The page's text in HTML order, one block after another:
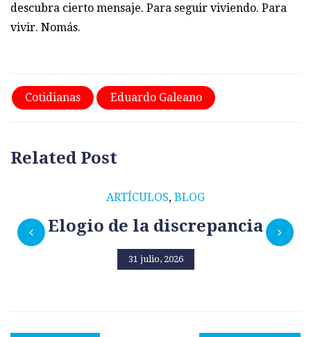
descubra cierto mensaje. Para seguir viviendo. Para
vivir. Nomás.
Cotidianas Eduardo Galeano
Related Post
ARTÍCULOS, BLOG
Elogio de la discrepancia
31 julio, 2026